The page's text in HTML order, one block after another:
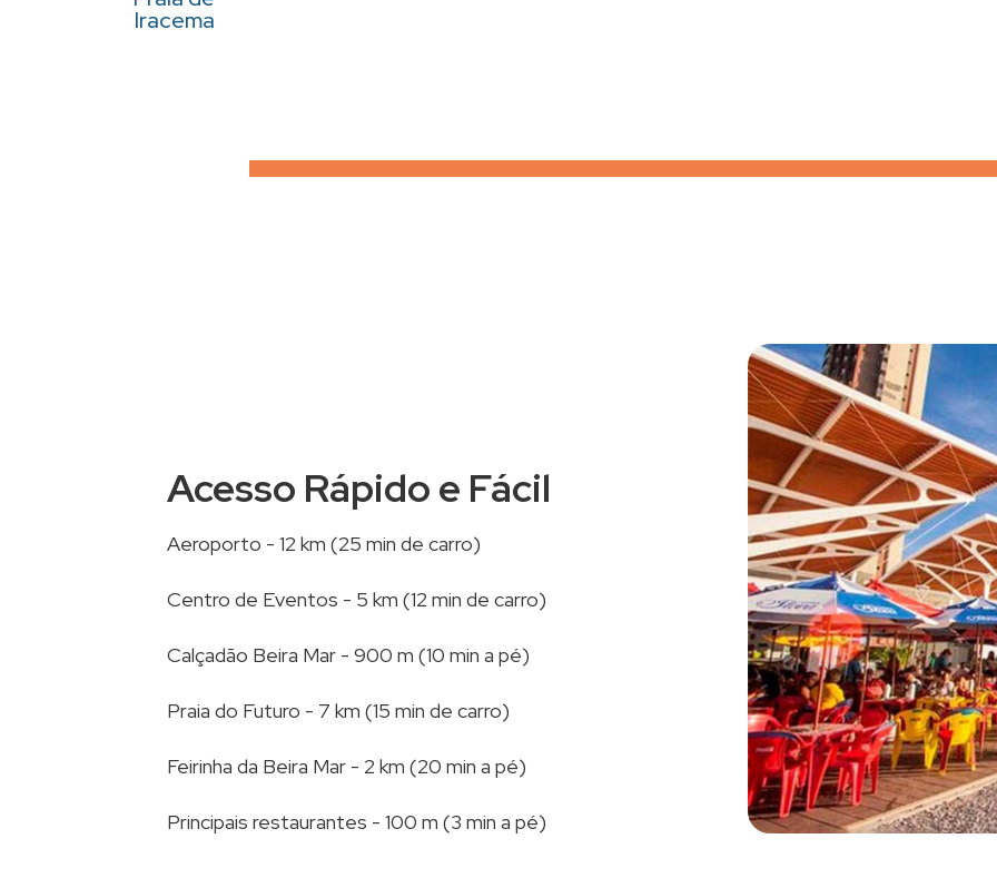
Iracema
Acesso Rápido e Fácil
Aeroporto - 12 km (25 min de carro)
Centro de Eventos - 5 km (12 min de carro)
Calçadão Beira Mar - 900 m (10 min a pé)
Praia do Futuro - 7 km (15 min de carro)
Feirinha da Beira Mar - 2 km (20 min a pé)
Principais restaurantes - 100 m (3 min a pé)